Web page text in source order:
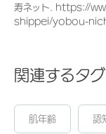
寿ネット. https://
shippei/yobou-
関連するタグ
肌年齢 認